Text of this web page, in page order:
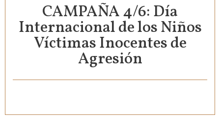
CAMPAÑA 4/6: Día
Internacional de los Niños
Víctimas Inocentes de
Agresión